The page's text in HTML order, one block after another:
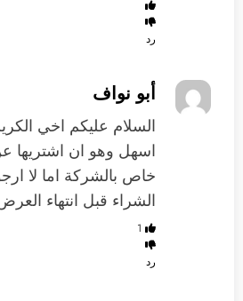
رد
أبو نواف
السلام عليكم اخي
اسهل وهو ان اشتريها
خاص بالشركة اما لا
الشراء قبل انتهاء
1
رد